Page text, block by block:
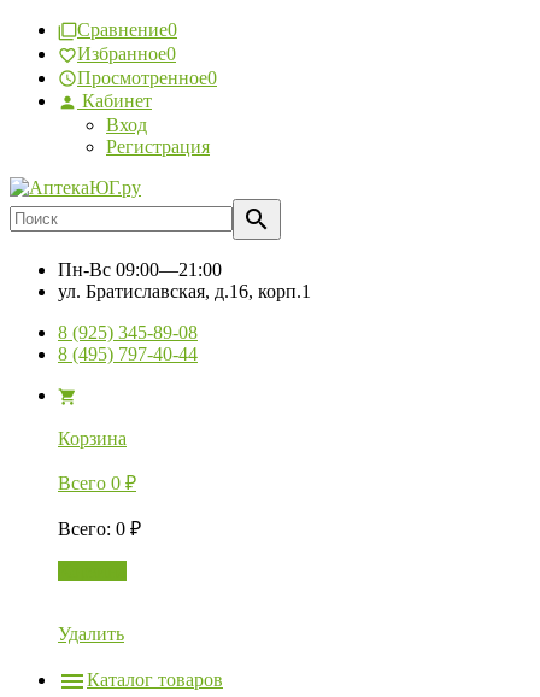
Сравнение0
Избранное0
Просмотренное0
Кабинет
Вход
Регистрация
Пн-Вс 09:00—21:00
ул. Братиславская, д.16, корп.1
8 (925) 345-89-08
8 (495) 797-40-44
Корзина
Всего 0 ₽
Всего: 0 ₽
Удалить
Каталог товаров